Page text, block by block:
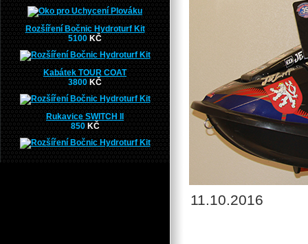
11.10.2016
Rozšíření Bočnic Hydroturf Kit
5100 KČ
Kabátek TOUR COAT
3800 KČ
Rukavice SWITCH II
850KČ